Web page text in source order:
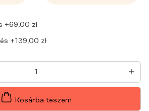
+69,00 zł
+139,00 zł
+
Kosárba teszem